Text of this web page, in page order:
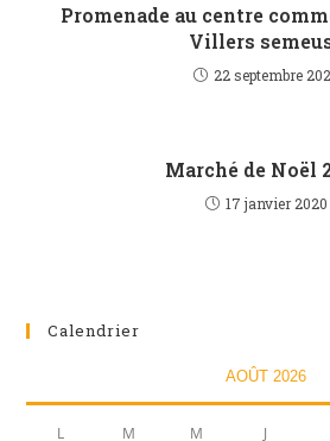
Promenade au centre
Villers
22 septembre
Marché de Noël
17 janvier 2020
Calendrier
AOÛT 2026
L M M J